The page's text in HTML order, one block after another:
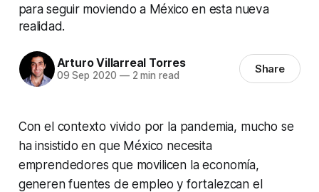
para seguir moviendo a México en esta nueva
realidad.
Arturo Villarreal Torres
09 Sep 2020 —2 min read Share
Con el contexto vivido por la pandemia, mucho se
ha insistido en que México necesita
emprendedores que movilicen la economía,
generen fuentes de empleo y fortalezcan el